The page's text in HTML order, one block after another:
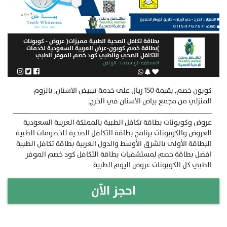
بطاقة تكافل الصحية الطبية مميزات( عروض - كوبونات
)بطاقة خصم كوبون-عرض العربية السعودية لخدمات
التكافل الصحي والطبي كود خصم الموفر الطبي
المنطقة الوسطى - الرياض
كوبون خصم, بقيمة 150 ريال على خدمة تبييض الاسنان, بالزوم
المنزلي من مجمع بياض الاسنان في الخرج,
ــــــــــــــــــــــــــــــــــــــــــــــــــــــــــــــــــــــــــــــــــــــــــــــــــــــــــــــــــــــــــــــــــــــــــــــــــــــــــــــــــــــــــــــــــــــــــــــــــــ
عروض وكوبونات بطاقة تكافل الطبية بالمملكة العربية السعودية
العروض والكوبونات برنامج بطاقة التكافل الصحية للخصومات الطبية
البطاقة الأولى بالشرق الأوسط والدول العربية بطاقة تكافل الطبية
افضل بطاقة خصم لمستشفيات بطاقة التكافل كود خصم الموفر
الطبي كل الكوبونات عروض اليوم الطبية